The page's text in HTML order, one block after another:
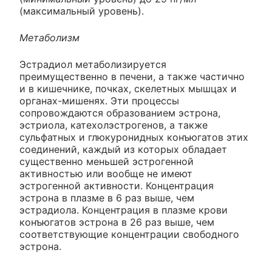
(максимальный уровень).
Метаболизм
Эстрадиол метаболизируется
преимущественно в печени, а также частично
и в кишечнике, почках, скелетных мышцах и
органах-мишенях. Эти процессы
сопровождаются образованием эстрона,
эстриола, катехолэстрогенов, а также
сульфатных и глюкуронидных конъюгатов этих
соединений, каждый из которых обладает
существенно меньшей эстрогенной
активностью или вообще не имеют
эстрогенной активности. Концентрация
эстрона в плазме в 6 раз выше, чем
эстрадиола. Концентрация в плазме крови
конъюгатов эстрона в 26 раз выше, чем
соответствующие концентрации свободного
эстрона.